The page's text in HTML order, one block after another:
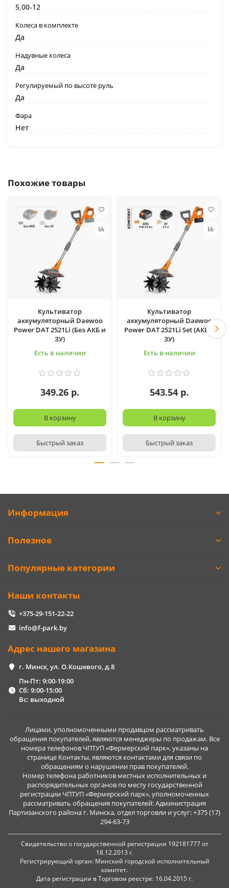
5,00-12
Колеса в комплекте
Да
Надувные колеса
Да
Регулируемый по высоте руль
Да
Фара
Нет
Похожие товары
Культиватор
аккумуляторный Daewoo
Power DAT 2521Li (Без АКБ и
ЗУ)
Есть в наличии
349.26 р.
В корзину
Быстрый заказ
Культиватор
аккумуляторный Daewoo
Power DAT 2521Li Set (АКБ и
ЗУ)
Есть в наличии
543.54 р.
В корзину
Быстрый заказ
Информация
Полезное
Популярные категории
Наши контакты
+375-29-151-22-22
info@f-park.by
Адрес нашего магазина
г. Минск, ул. О.Кошевого, д.8
Пн-Пт: 9:00-19:00
Сб: 9:00-15:00
Вс: выходной
Лицами, уполномоченными продавцом рассматривать
обращения покупателей, являются менеджеры по продажам. Все
номера телефонов ЧПТУП «Фермерский парк», указаны на
странице Контакты, являются контактами для связи по
обращениям о нарушении прав покупателей.
Номер телефона работников местных исполнительных и
распорядительных органов по месту государственной
регистрации ЧПТУП «Фермерский парк», уполномоченных
рассматривать обращения покупателей: Администрация
Партизанского района г. Минска, отдел торговли и услуг: +375 (17)
294-63-73
Свидетельство о государственной регистрации 192181777 от
18.12.2013 г.
Регистрирующий орган: Минский городской исполнительный
комитет.
Дата регистрации в Торговом реестре: 16.04.2015 г.